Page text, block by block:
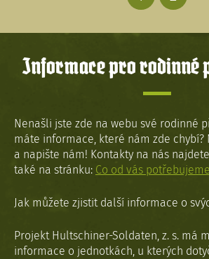
Informace pro rodinné
Nenašli jste zde na webu své rodinné
máte informace, které nám zde chybí?
a napište nám! Kontakty na nás najdete
také na stránku: Co od vás
Jak můžete zjistit další informace o
Projekt Hultschiner-Soldaten, z. s. má
informace o jednotkách, u kterých